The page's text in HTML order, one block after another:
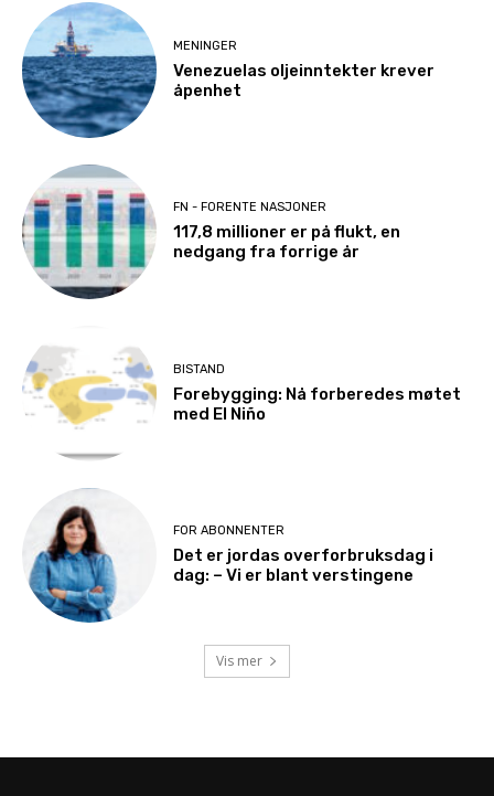
MENINGER
Venezuelas oljeinntekter krever
åpenhet
FN - FORENTE NASJONER
117,8 millioner er på flukt, en
nedgang fra forrige år
BISTAND
Forebygging: Nå forberedes møtet
med El Niño
FOR ABONNENTER
Det er jordas overforbruksdag i
dag: – Vi er blant verstingene
Vis mer